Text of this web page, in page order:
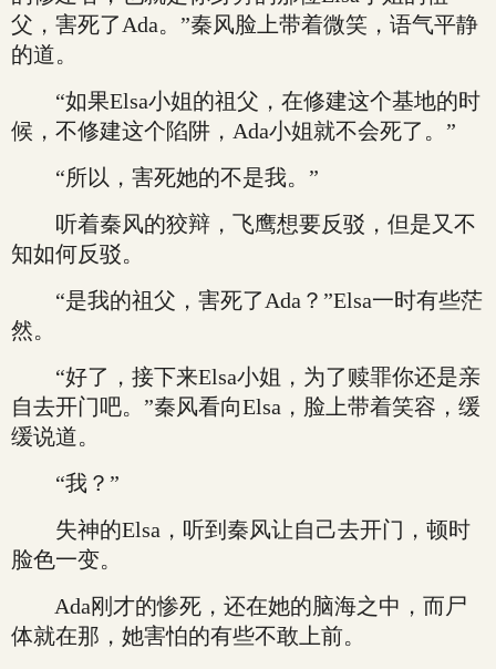
父，害死了Ada。”秦风脸上带着微笑，语气平静
的道。
“如果Elsa小姐的祖父，在修建这个基地的时
候，不修建这个陷阱，Ada小姐就不会死了。”
“所以，害死她的不是我。”
听着秦风的狡辩，飞鹰想要反驳，但是又不
知如何反驳。
“是我的祖父，害死了Ada？”Elsa一时有些茫
然。
“好了，接下来Elsa小姐，为了赎罪你还是亲
自去开门吧。”秦风看向Elsa，脸上带着笑容，缓
缓说道。
“我？”
失神的Elsa，听到秦风让自己去开门，顿时
脸色一变。
Ada刚才的惨死，还在她的脑海之中，而尸
体就在那，她害怕的有些不敢上前。